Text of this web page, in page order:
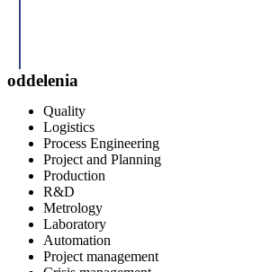
oddelenia
Quality
Logistics
Process Engineering
Project and Planning
Production
R&D
Metrology
Laboratory
Automation
Project management